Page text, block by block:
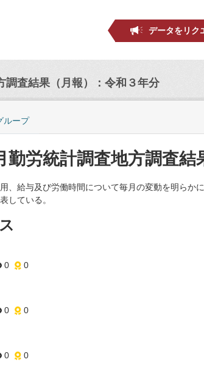
データをリク
調査結果（月報）：令和３年分
ープ
勤労統計調査地方調査結
、給与及び労働時間について毎月の変動を明らか
している。
0 0
0 0
0 0